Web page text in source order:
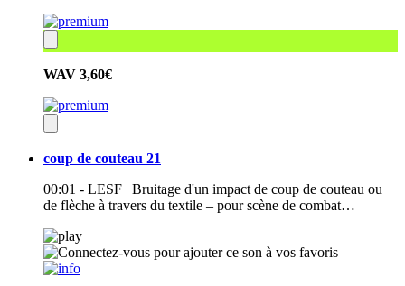
WAV 3,60€
coup de couteau 21
00:01 - LESF | Bruitage d'un impact de coup de couteau ou
de flèche à travers du textile – pour scène de combat…